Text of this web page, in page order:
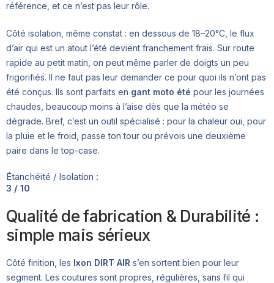
référence, et ce n’est pas leur rôle.
Côté isolation, même constat : en dessous de 18–20°C, le flux
d’air qui est un atout l’été devient franchement frais. Sur route
rapide au petit matin, on peut même parler de doigts un peu
frigorifiés. Il ne faut pas leur demander ce pour quoi ils n’ont pas
été conçus. Ils sont parfaits en gant moto été pour les journées
chaudes, beaucoup moins à l’aise dès que la météo se
dégrade. Bref, c’est un outil spécialisé : pour la chaleur oui, pour
la pluie et le froid, passe ton tour ou prévois une deuxième
paire dans le top-case.
Étanchéité / Isolation :
3 / 10
Qualité de fabrication & Durabilité :
simple mais sérieux
Côté finition, les Ixon DIRT AIR s’en sortent bien pour leur
segment. Les coutures sont propres, régulières, sans fil qui